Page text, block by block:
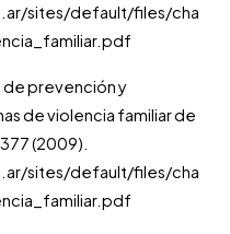
sites/default/files/cha
de prevención y
de violencia familiar de
(2009).
sites/default/files/cha